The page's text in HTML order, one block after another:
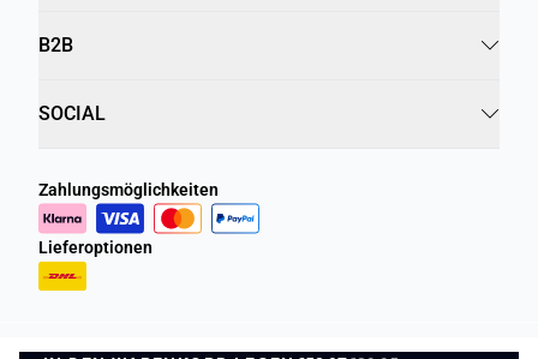
B2B
SOCIAL
Zahlungsmöglichkeiten
Lieferoptionen